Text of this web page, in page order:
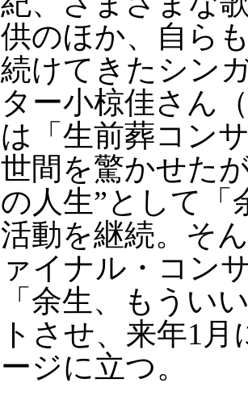
供のほか、自ら
続けてきたシン
ター小椋佳さん
は「生前葬コン
世間を驚かせた
の人生”として「
活動を継続。そ
ァイナル・コン
「余生、もうい
トさせ、来年1
ージに立つ。